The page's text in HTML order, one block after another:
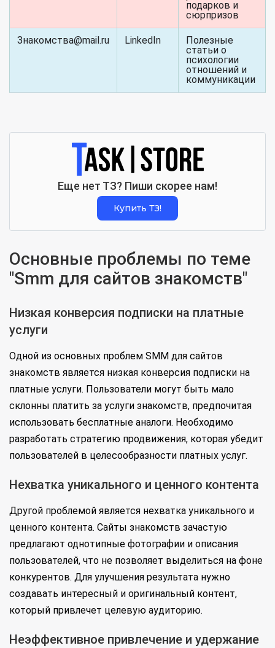
подарков и
сюрпризов
Знакомства@mail.ru LinkedIn
Полезные
статьи о
психологии
отношений и
коммуникации
Еще нет ТЗ? Пиши скорее нам!
Купить ТЗ!
Основные проблемы по теме
"Smm для сайтов знакомств"
Низкая конверсия подписки на платные
услуги
Одной из основных проблем SMM для сайтов
знакомств является низкая конверсия подписки на
платные услуги. Пользователи могут быть мало
склонны платить за услуги знакомств, предпочитая
использовать бесплатные аналоги. Необходимо
разработать стратегию продвижения, которая убедит
пользователей в целесообразности платных услуг.
Нехватка уникального и ценного контента
Другой проблемой является нехватка уникального и
ценного контента. Сайты знакомств зачастую
предлагают однотипные фотографии и описания
пользователей, что не позволяет выделиться на фоне
конкурентов. Для улучшения результата нужно
создавать интересный и оригинальный контент,
который привлечет целевую аудиторию.
Неэффективное привлечение и удержание